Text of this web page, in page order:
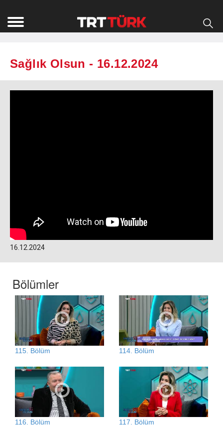
Sağlık Olsun - 16.12.2024
16.12.2024
Bölümler
115. Bölüm 114. Bölüm
116. Bölüm 117. Bölüm